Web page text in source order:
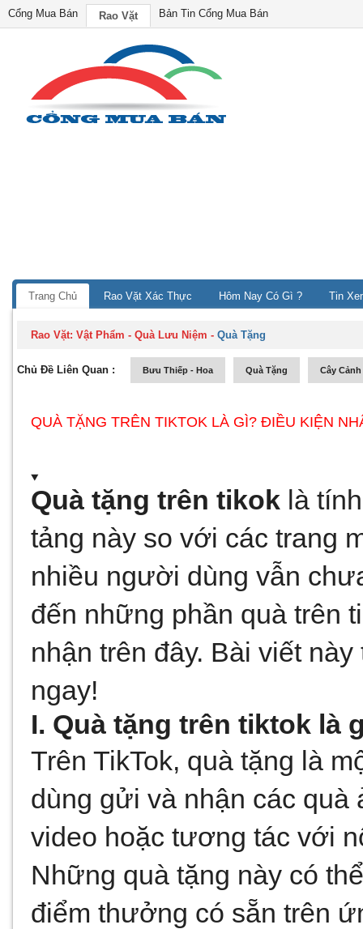
Cổng Mua Bán Rao Vặt Bản Tin Cổng Mua Bán
Trang Chủ Rao Vặt Xác Thực Hôm Nay Có Gì ? Tin
Rao Vặt:Vật Phẩm - Quà Lưu Niệm -Quà Tặng
Chủ Đề Liên Quan : Bưu Thiếp - Hoa Quà Tặng Cây
QUÀ TẶNG TRÊN TIKTOK LÀ GÌ? ĐIỀU KIỆN
Quà tặng trên tikok là
tảng này so với các trang
nhiều người dùng vẫn
đến những phần quà trên
nhận trên đây. Bài viết
ngay!
I. Quà tặng trên tiktok là
Trên TikTok, quà tặng là
dùng gửi và nhận các quà
video hoặc tương tác với
Những quà tặng này có
điểm thưởng có sẵn trên